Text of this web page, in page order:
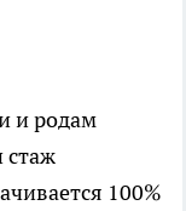
и родам
стаж
100%